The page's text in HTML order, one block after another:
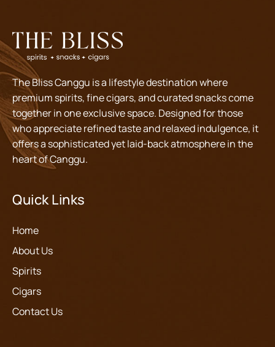
The Bliss Canggu is a lifestyle destination where
premium spirits, fine cigars, and curated snacks come
together in one exclusive space. Designed for those
who appreciate refined taste and relaxed indulgence, it
offers a sophisticated yet laid-back atmosphere in the
heart of Canggu.
Quick Links
Home
About Us
Spirits
Cigars
Contact Us